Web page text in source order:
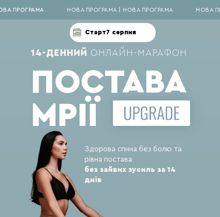
ПРОГРАМА НОВА ПРОГРАМА | НОВА ПРОГРАМА
ПРОГРАМА НОВА
Здорова спина без болю та
рівна постава
без зайвих зусиль за 14
днів
14-ДЕННИЙ ОНЛАЙН-МАРАФОН
Старт7 серпня
ПОСТАВА
МРІЇ